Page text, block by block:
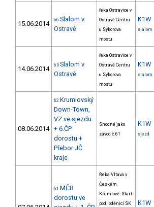
15.06.2014 66 Slalom v
Ostravě
řeka Ostravice v
Ostravě Centru
u Sýkorova
mostu
K1W
slalom
14.06.2014 65 Slalom v
Ostravě
řeka Ostravice v
Ostravě Centru
u Sýkorova
mostu
K1W
slalom
08.06.2014
62 Krumlovský
Down-Town,
VZ ve sjezdu
+ 6.ČP
dorostu +
Přebor JČ
kraje
Shodné jako
závod č.61
K1W
sjezd
61 MČR
dorostu ve
Řeka Vltava v
Českém
Krumlově. Start
pod loděnicí SK
K1W